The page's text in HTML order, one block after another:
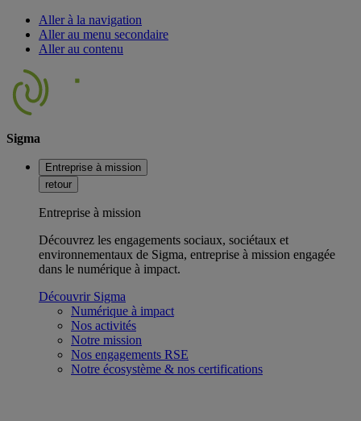
Aller à la navigation
Aller au menu secondaire
Aller au contenu
Sigma
Entreprise à mission
retour
Entreprise à mission
Découvrez les engagements sociaux, sociétaux et
environnementaux de Sigma, entreprise à mission engagée
dans le numérique à impact.
Découvrir Sigma
Numérique à impact
Nos activités
Notre mission
Nos engagements RSE
Notre écosystème & nos certifications